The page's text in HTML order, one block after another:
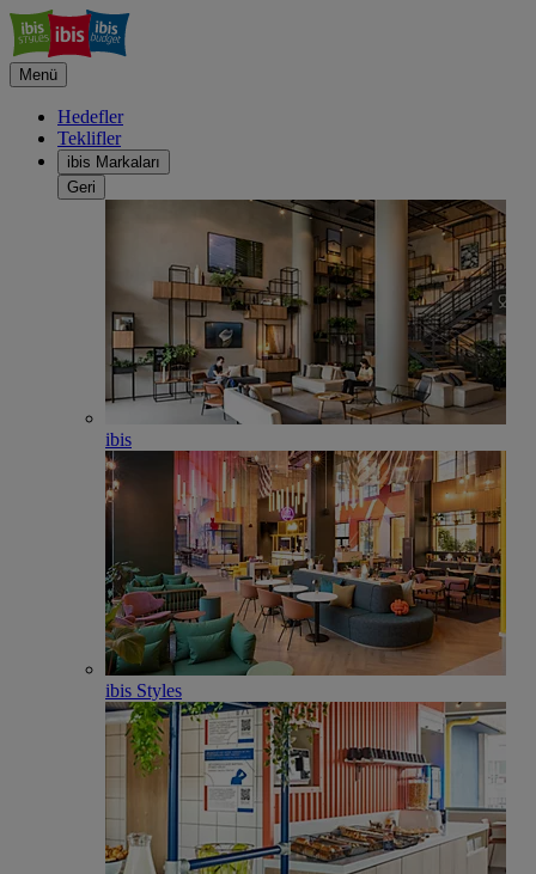
Menü
Hedefler
Teklifler
ibis Markaları
Geri
ibis
ibis Styles